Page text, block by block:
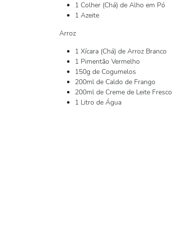
1 Colher (Chá) de Alho em Pó
1 Azeite
Arroz
1 Xícara (Chá) de Arroz Branco
1 Pimentão Vermelho
150g de Cogumelos
200ml de Caldo de Frango
200ml de Creme de Leite Fresco
1 Litro de Água